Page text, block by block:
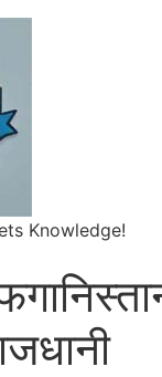
Knowledge!